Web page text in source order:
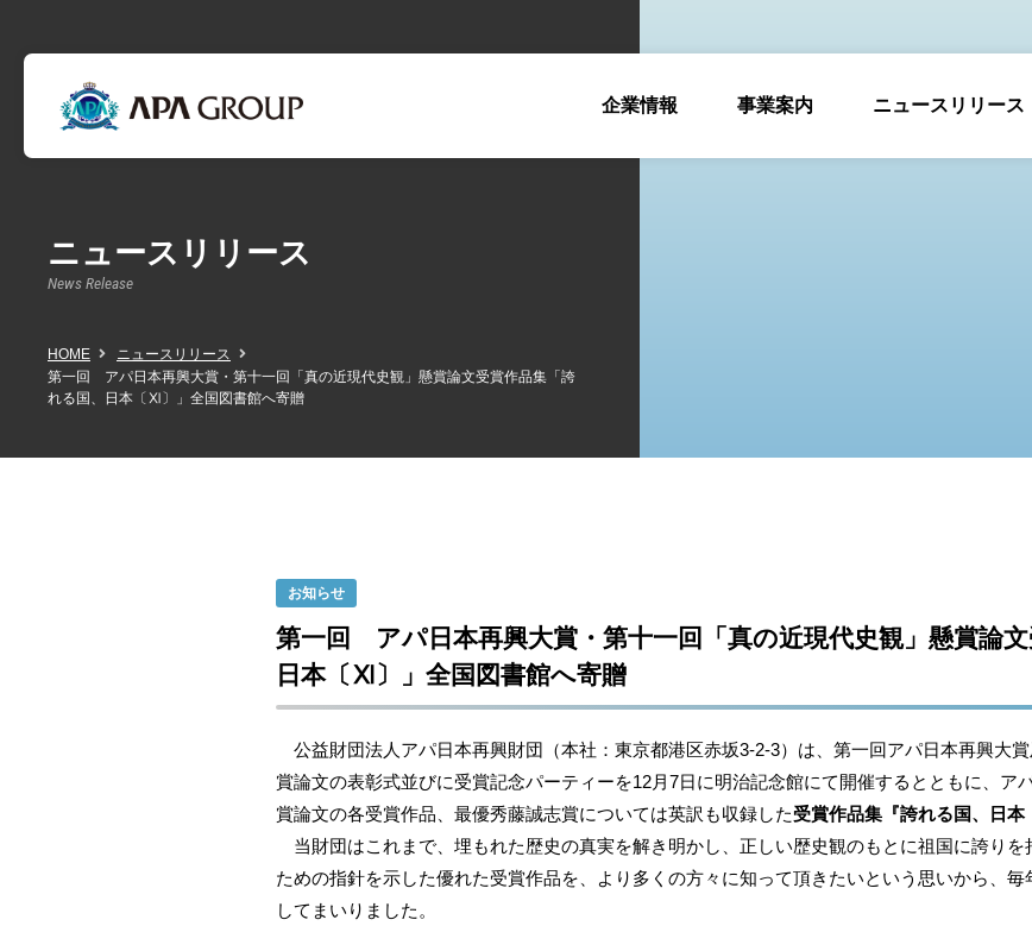
企業情報 事業案内 ニュースリリース
ニュースリリース
News Release
HOME
ニュースリリース
第一回 アパ日本再興大賞・第十一回「真の近現代史観」懸賞論文受賞作品集「誇
れる国、日本〔Ⅺ〕」全国図書館へ寄贈
お知らせ
第一回 アパ日本再興大賞・第十一回「真の近現代史観」懸賞論文
日本〔Ⅺ〕」全国図書館へ寄贈
公益財団法人アパ日本再興財団（本社：東京都港区赤坂3-2-3）は、第一回アパ日本再興大
賞論文の表彰式並びに受賞記念パーティーを12月7日に明治記念館にて開催するとともに、ア
賞論文の各受賞作品、最優秀藤誠志賞については英訳も収録した受賞作品集『誇れる国、日本
当財団はこれまで、埋もれた歴史の真実を解き明かし、正しい歴史観のもとに祖国に誇りを
ための指針を示した優れた受賞作品を、より多くの方々に知って頂きたいという思いから、
してまいりました。